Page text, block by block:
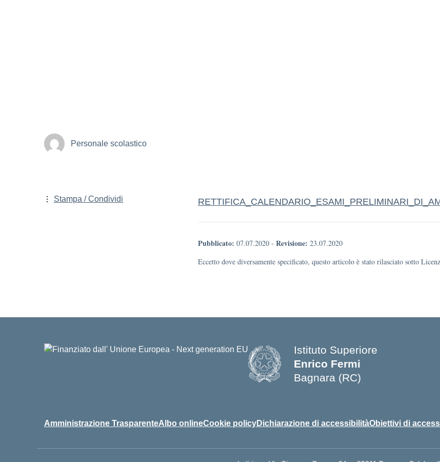
Personale scolastico
Pubblicato: 07.07.2020 - Revisione: 23.07.2020
Eccetto dove diversamente specificato, questo articolo è stato rilasciato sotto
Stampa / Condividi
Istituto Superiore
Enrico Fermi
Bagnara (RC)
Amministrazione TrasparenteAlbo onlineCookie policyDichiarazione di accessibilitàObiettivi di